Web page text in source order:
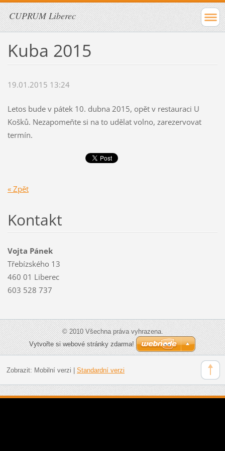
CUPRUM Liberec
Kuba 2015
19.01.2015 13:24
Letos bude v pátek 10. dubna 2015, opět v restauraci U
Košků. Nezapomeňte si na to udělat volno, zarezervovat
termín.
« Zpět
Kontakt
Vojta Pánek
Třebízského 13
460 01 Liberec
603 528 737
© 2010 Všechna práva vyhrazena.
Vytvořte si webové stránky zdarma!
Zobrazit: Mobilní verzi Standardní verzi